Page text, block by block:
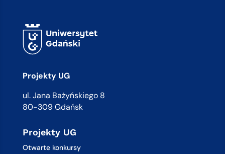
Projekty UG
ul. Jana Bażyńskiego 8
80-309 Gdańsk
Projekty UG
Otwarte konkursy